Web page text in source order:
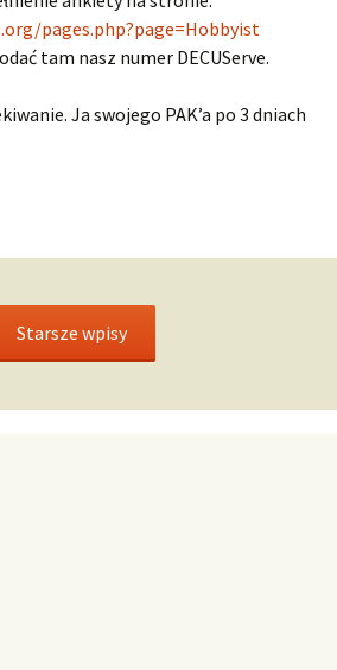
pages.php?page=Hobbyist
tam nasz numer DECUServe.
Ja swojego PAK’a po 3 dniach
Starsze wpisy